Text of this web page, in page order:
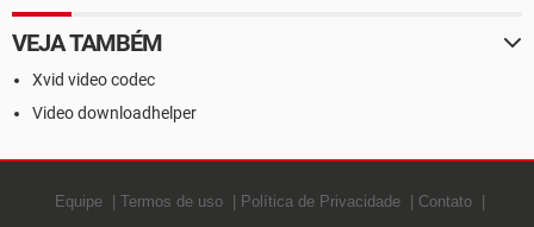
VEJA TAMBÉM
Xvid video codec
Video downloadhelper
Equipe Termos de uso Política de Privacidade
Contato